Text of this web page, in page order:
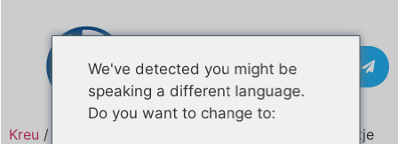
Kontakti
Kreu /
/ Kamion ushqimi mobil 11.4ft për shitje
We've detected you might be
speaking a different language.
Do you want to change to: